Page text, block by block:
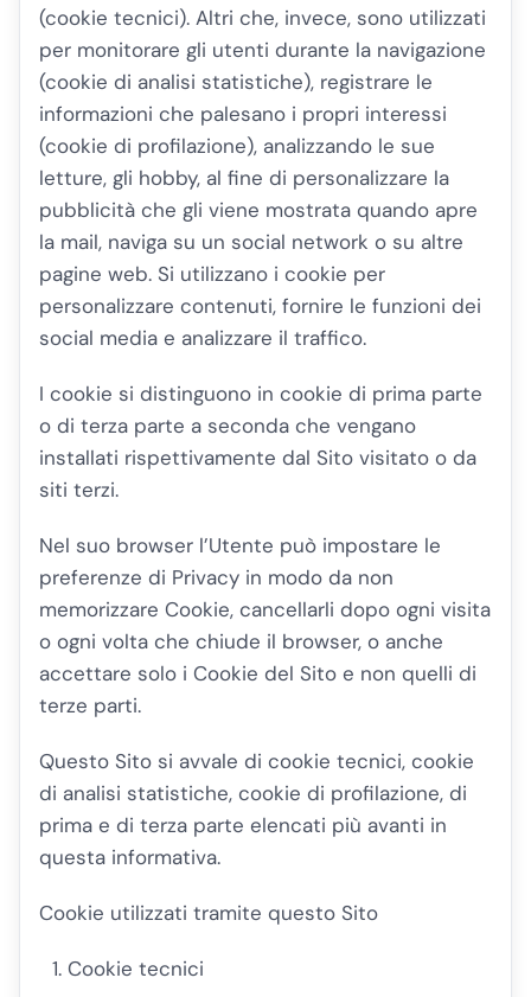
(cookie tecnici). Altri che, invece, sono utilizzati
per monitorare gli utenti durante la navigazione
(cookie di analisi statistiche), registrare le
informazioni che palesano i propri interessi
(cookie di profilazione), analizzando le sue
letture, gli hobby, al fine di personalizzare la
pubblicità che gli viene mostrata quando apre
la mail, naviga su un social network o su altre
pagine web. Si utilizzano i cookie per
personalizzare contenuti, fornire le funzioni dei
social media e analizzare il traffico.
I cookie si distinguono in cookie di prima parte
o di terza parte a seconda che vengano
installati rispettivamente dal Sito visitato o da
siti terzi.
Nel suo browser l’Utente può impostare le
preferenze di Privacy in modo da non
memorizzare Cookie, cancellarli dopo ogni visita
o ogni volta che chiude il browser, o anche
accettare solo i Cookie del Sito e non quelli di
terze parti.
Questo Sito si avvale di cookie tecnici, cookie
di analisi statistiche, cookie di profilazione, di
prima e di terza parte elencati più avanti in
questa informativa.
Cookie utilizzati tramite questo Sito
Cookie tecnici